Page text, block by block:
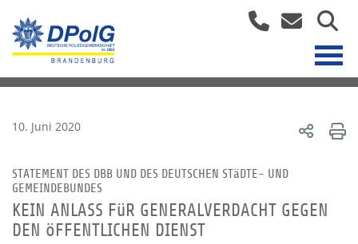
10. Juni 2020
STATEMENT DES DBB UND DES DEUTSCHEN STäDTE- UND
GEMEINDEBUNDES
KEIN ANLASS FüR GENERALVERDACHT GEGEN
DEN öFFENTLICHEN DIENST